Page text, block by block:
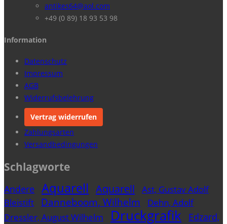
antikes64@aol.com
+49 (0 89) 18 93 53 98
Information
Datenschutz
Impressum
AGB
Widerrufsbelehrung
Vertrag widerrufen
Zahlungsarten
Versandbedingungen
Schlagworte
Andere Aquarell Aquarell
Ast, Gustav Adolf
Bleistift
Danneboom, Wilhelm
Dehn, Adolf
Dressler, August Wilhelm
Druckgrafik
Edzard,